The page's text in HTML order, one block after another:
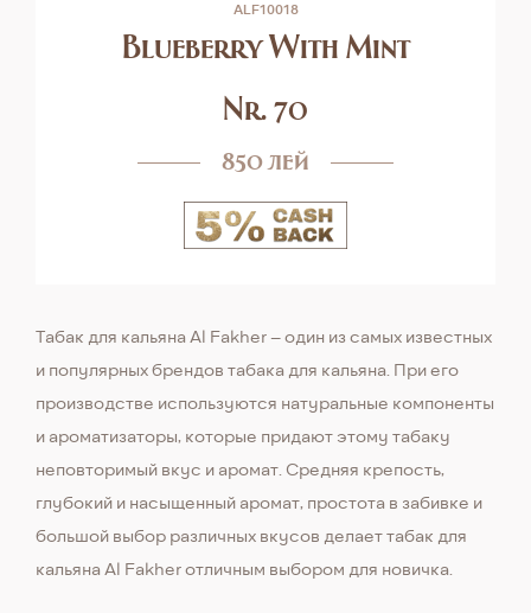
ALF10018
Blueberry With Mint
Nr. 70
850 лей
Табак для кальяна Al Fakher – один из самых известных
и популярных брендов табака для кальяна. При его
производстве используются натуральные компоненты
и ароматизаторы, которые придают этому табаку
неповторимый вкус и аромат. Средняя крепость,
глубокий и насыщенный аромат, простота в забивке и
большой выбор различных вкусов делает табак для
кальяна Al Fakher отличным выбором для новичка.